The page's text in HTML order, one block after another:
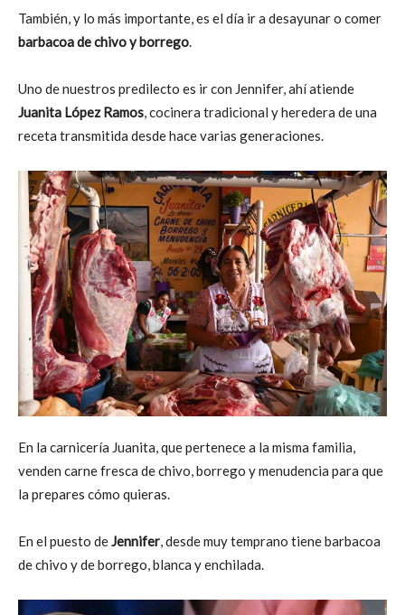
También, y lo más importante, es el día ir a desayunar o comer
barbacoa de chivo y borrego.
Uno de nuestros predilecto es ir con Jennifer, ahí atiende
Juanita López Ramos, cocinera tradicional y heredera de una
receta transmitida desde hace varias generaciones.
En la carnicería Juanita, que pertenece a la misma familia,
venden carne fresca de chivo, borrego y menudencia para que
la prepares cómo quieras.
En el puesto deJennifer, desde muy temprano tiene barbacoa
de chivo y de borrego, blanca y enchilada.